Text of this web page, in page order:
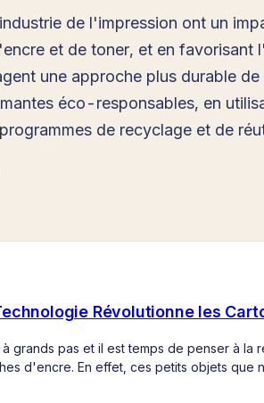
de l'impression ont un
et de toner, et en
une approche plus durable
éco-responsables, en
de recyclage et de
Révolutionne les
grands pas et il est temps de penser à
d'encre. En effet, ces petits objets que